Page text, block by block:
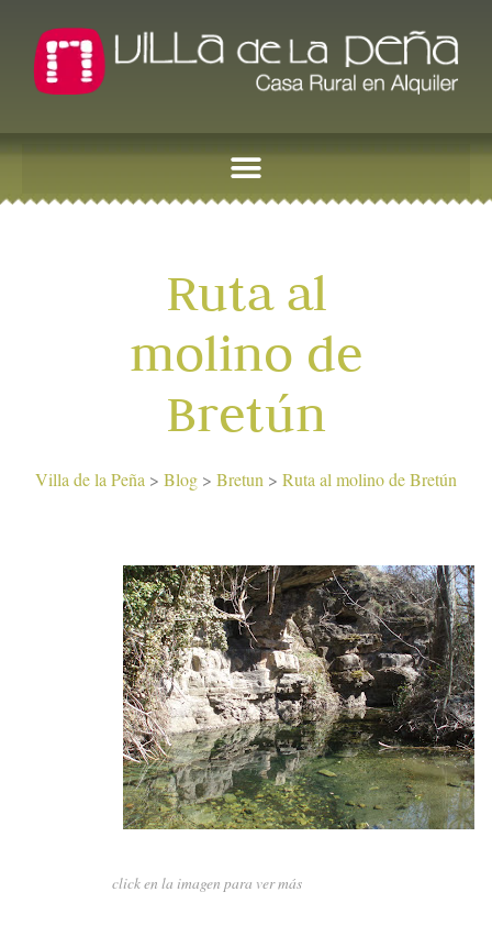
Ruta al
molino de
Bretún
Villa de la Peña > Blog > Bretun > Ruta al molino de Bretún
click en la imagen para ver más